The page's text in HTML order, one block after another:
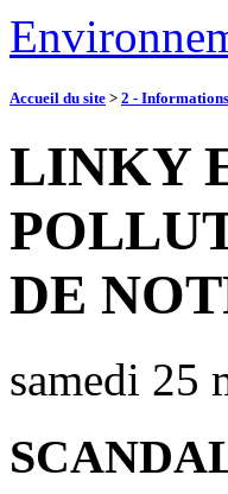
Accueil du site > 2 -
LINKY
DE
samedi 25